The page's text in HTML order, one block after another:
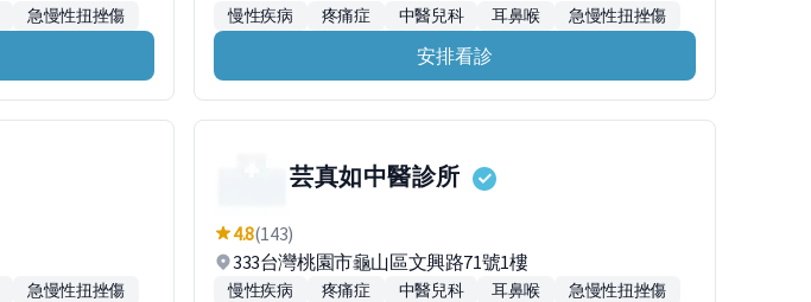
急慢性扭挫傷 慢性疾病 疼痛症 中醫兒科 耳鼻喉 急慢性扭挫傷
安排看診
急慢性扭挫傷
芸真如中醫診所
4.8(143)
333台灣桃園市龜山區文興路71號1樓
慢性疾病 疼痛症 中醫兒科 耳鼻喉 急慢性扭挫傷